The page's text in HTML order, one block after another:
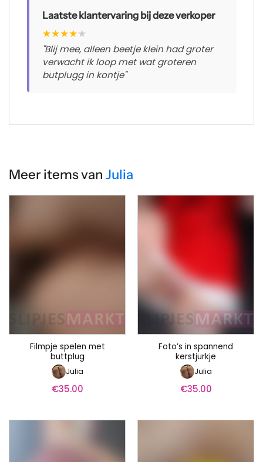
Laatste klantervaring bij deze verkoper
★★★★★
"Blij mee, alleen beetje klein had groter
verwacht ik loop met wat groteren
butplugg in kontje"
Meer items van Julia
Filmpje spelen met
buttplug
Julia
€35.00
Foto’s in spannend
kerstjurkje
Julia
€35.00